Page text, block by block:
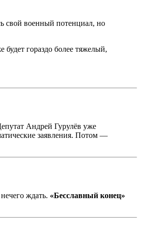
свой военный потенциал, но
гораздо более тяжелый,
Андрей Гурулёв уже
заявления. Потом —
ждать. «Бесславный конец»